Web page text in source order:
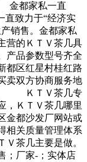
都家私一直
直致力于“经济实
销售。金都家私
营的ＫＴＶ茶几具
产品参数型号齐全
都区红星村桂红路
卖双方协商服务地
ＫＴＶ茶几专
，ＫＴＶ茶几哪里
金都沙发厂网站或
关质量管理体系
茶几主要是做。
；厂家-；实体店